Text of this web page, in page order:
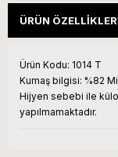
ÜRÜN
Ürün Kodu: 1014 T
Kumaş bilgisi: %82
Hijyen sebebi ile
yapılmamaktadır.